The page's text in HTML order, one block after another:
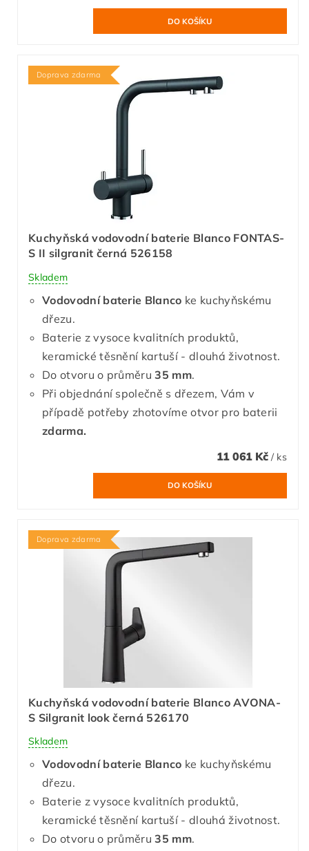
Doprava zdarma
Kuchyňská vodovodní baterie Blanco FONTAS-
S II silgranit černá 526158
Skladem
Vodovodní baterie Blanco ke kuchyňskému
dřezu.
Baterie z vysoce kvalitních produktů,
keramické těsnění kartuší - dlouhá životnost.
Do otvoru o průměru35 mm.
Při objednání společně s dřezem, Vám v
případě potřeby zhotovíme otvor pro baterii
zdarma.
11 061 Kč / ks
Doprava zdarma
Kuchyňská vodovodní baterie Blanco AVONA-
S Silgranit look černá 526170
Skladem
Vodovodní baterie Blanco ke kuchyňskému
dřezu.
Baterie z vysoce kvalitních produktů,
keramické těsnění kartuší - dlouhá životnost.
Do otvoru o průměru35 mm.